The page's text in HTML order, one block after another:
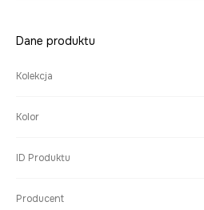
Dane produktu
Kolekcja
Kolor
ID Produktu
Producent